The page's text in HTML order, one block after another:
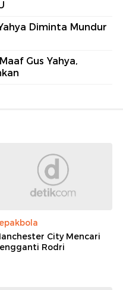
Diminta Mundur
Gus Yahya,
City Mencari
Rodri